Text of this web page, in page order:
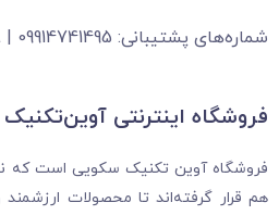
شماره‌های پشتیبانی: 09914741495 | 53519448-031
فروشگاه‌ اینترنتی آوین‌تکنیک
فروشگاه آوین تکنیک سکویی است که
هم قرار گرفته‌اند تا محصولات ارزشمند